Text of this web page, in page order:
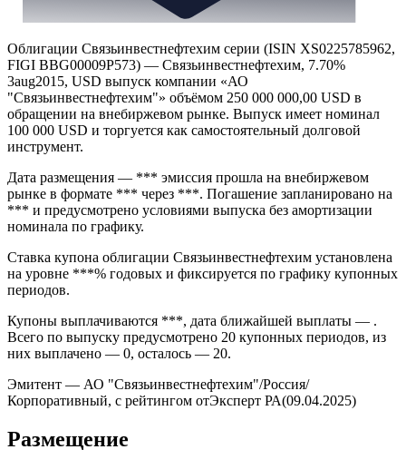
Облигации Связьинвестнефтехим серии (ISIN XS0225785962,
FIGI BBG00009P573) — Связьинвестнефтехим, 7.70%
3aug2015, USD выпуск компании «АО
"Связьинвестнефтехим"» объёмом 250 000 000,00 USD в
обращении на внебиржевом рынке. Выпуск имеет номинал
100 000 USD и торгуется как самостоятельный долговой
инструмент.
Дата размещения — *** эмиссия прошла на внебиржевом
рынке в формате *** через ***. Погашение запланировано на
*** и предусмотрено условиями выпуска без амортизации
номинала по графику.
Ставка купона облигации Связьинвестнефтехим установлена
на уровне ***% годовых и фиксируется по графику купонных
периодов.
Купоны выплачиваются ***, дата ближайшей выплаты — .
Всего по выпуску предусмотрено 20 купонных периодов, из
них выплачено — 0, осталось — 20.
Эмитент — АО "Связьинвестнефтехим"/Россия/
Корпоративный, с рейтингом отЭксперт РА(09.04.2025)
Размещение